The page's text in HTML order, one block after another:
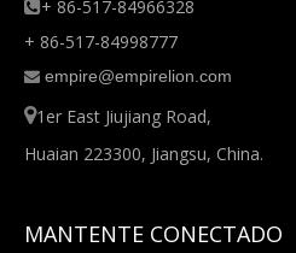
+ 86-517-84966328
+ 86-517-84998777
 empire@empirelion.com
1er East Jiujiang Road,
Huaian 223300, Jiangsu, China.
MANTENTE CONECTADO